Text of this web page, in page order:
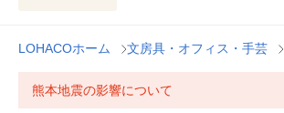
LOHACOホーム 文房具・オフィス・手芸
熊本地震の影響について